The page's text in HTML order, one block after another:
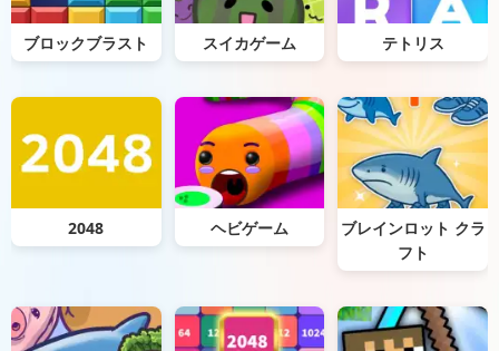
ブロックブラスト スイカゲーム テトリス
2048 ヘビゲーム
ブレインロット クラ
フト